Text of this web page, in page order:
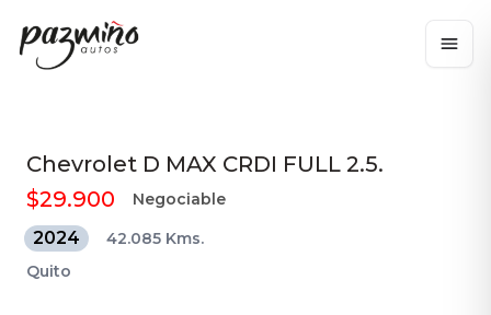
Chevrolet D MAX CRDI FULL 2.5.
$29.900
Negociable
2024
42.085 Kms.
Quito